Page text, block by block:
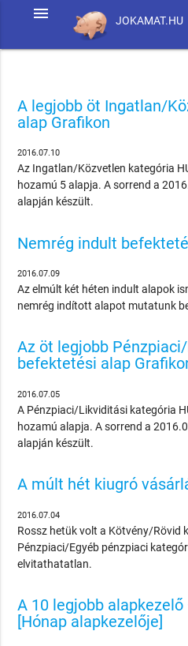
JOKAMAT.HU
menu
A legjobb öt Ingatlan/
alap Grafikon
2016.07.10
Az Ingatlan/Közvetlen kategória
hozamú 5 alapja. A sorrend a
alapján készült.
Nemrég indult
2016.07.09
Az elmúlt két héten indult alapok
nemrég indított alapot mutatunk
Az öt legjobb
befektetési alap
2016.07.05
A Pénzpiaci/Likviditási kategória
hozamú alapja. A sorrend a
alapján készült.
A múlt hét kiugró
2016.07.04
Rossz hetük volt a Kötvény/Rövid
Pénzpiaci/Egyéb pénzpiaci
elvitathatatlan.
A 10 legjobb
[Hónap alapkezelője]